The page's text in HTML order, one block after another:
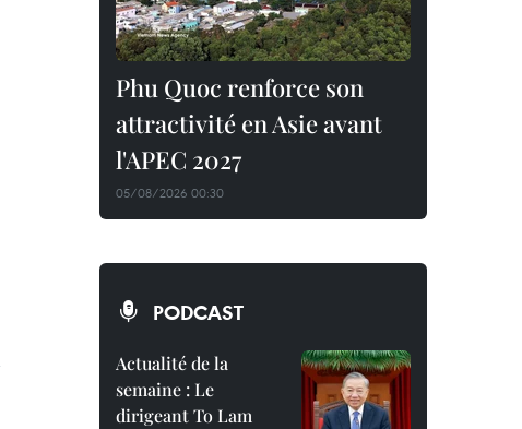
Phu Quoc renforce son
attractivité en Asie avant
l'APEC 2027
05/08/2026 00:30
PODCAST
Actualité de la
semaine : Le
dirigeant To Lam